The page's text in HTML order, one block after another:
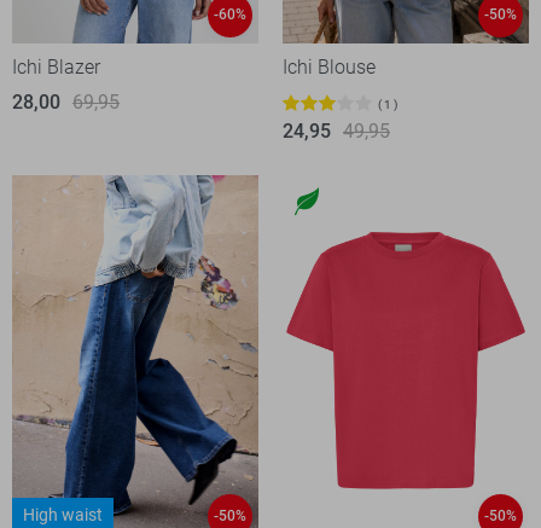
-60%
Ichi Blazer
28,00 69,95
-50%
Ichi Blouse
1
24,95 49,95
High waist -50% -50%